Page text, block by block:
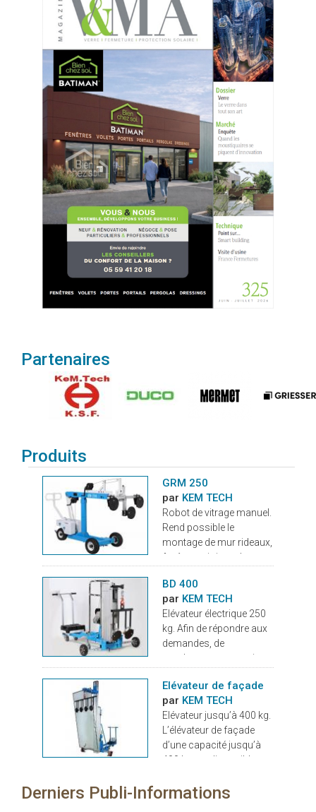
Partenaires
Produits
GRM 250
par KEM TECH
Robot de vitrage manuel.
Rend possible le
montage de mur rideaux,
fenêtres, vitrines de
poids de 250 kg sans
risque de dommage aux
verres grâce à ses treuils
manuels qui permettent
un positionnement
monteurs une précieuse
aide puisque la pose des
lourds vitrages se fait
pratiquement sans effort
physique. Pour
diminution du coût du
BD 400
par KEM TECH
Elévateur électrique 250
kg. Afin de répondre aux
demandes, de
nombreuses entreprises
intervenir avec des
équipes réduites, a été
développé l’élévateur
électrique BD 400 d’une
capacité de 250 kg
compacte pour un
Elévateur de façade
par KEM TECH
Elévateur jusqu’à 400 kg.
L’élévateur de façade
d’une capacité jusqu’à
400 kg est disponible en
électrique. De par sa
Derniers Publi-Informations